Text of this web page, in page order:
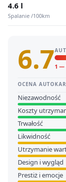
4.6 l
Spalanie /100km
6.7 1 —
OCENA
Niezawodność
Koszty
Trwałość
Likwidność
Utrzymanie
Design i wygląd
Prestiż i emocje